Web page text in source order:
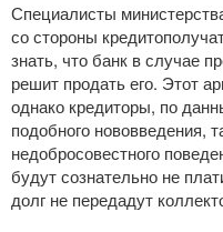
Специалисты
со стороны
знать, что банк в случае
решит продать его. Этот
однако кредиторы, по
подобного нововведения,
недобросовестного
будут сознательно не
долг не передадут